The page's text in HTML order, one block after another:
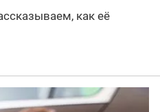
как её